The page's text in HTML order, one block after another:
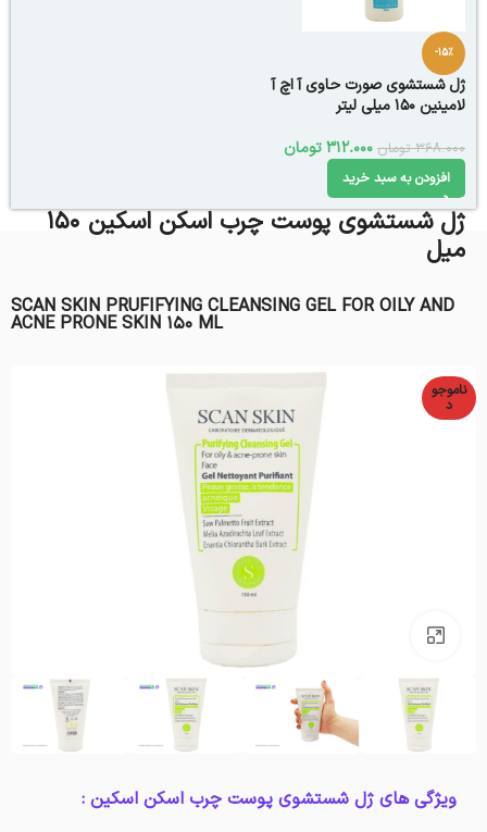
-15%
ژل شستشوی صورت حاوی آ اچ آ
لامینین 150 میلی لیتر
368.000 تومان 312.000تومان
افزودن به سبد خرید
ژل شستشوی پوست چرب اسکن اسکین 150
میل
SCAN SKIN PRUFIFYING CLEANSING GEL FOR OILY AND
ACNE PRONE SKIN 150 ML
ناموجو
د
ویژگی های ژل شستشوی پوست چرب اسکن اسکین :